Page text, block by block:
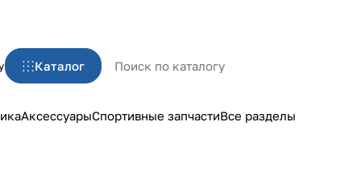
Каталог
АксессуарыСпортивные запчастиВсе разделы